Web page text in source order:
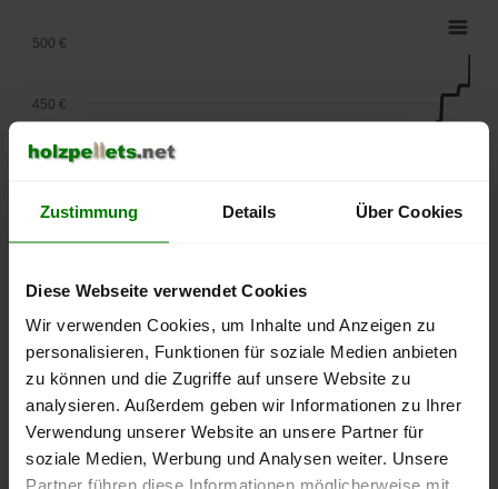
Zustimmung Details Über Cookies
Diese Webseite verwendet Cookies
Wir verwenden Cookies, um Inhalte und Anzeigen zu
personalisieren, Funktionen für soziale Medien anbieten
zu können und die Zugriffe auf unsere Website zu
analysieren. Außerdem geben wir Informationen zu Ihrer
Verwendung unserer Website an unsere Partner für
soziale Medien, Werbung und Analysen weiter. Unsere
Partner führen diese Informationen möglicherweise mit
lose Ware
2025
2026
2026
250 €
300 €
450 €
500 €
Die aktuelle Preisentwicklung für Holzpellets in Deutschland